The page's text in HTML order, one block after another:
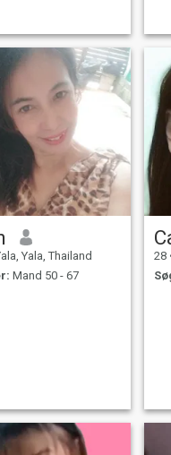
Yala, Thailand
Mand 50 - 67
28